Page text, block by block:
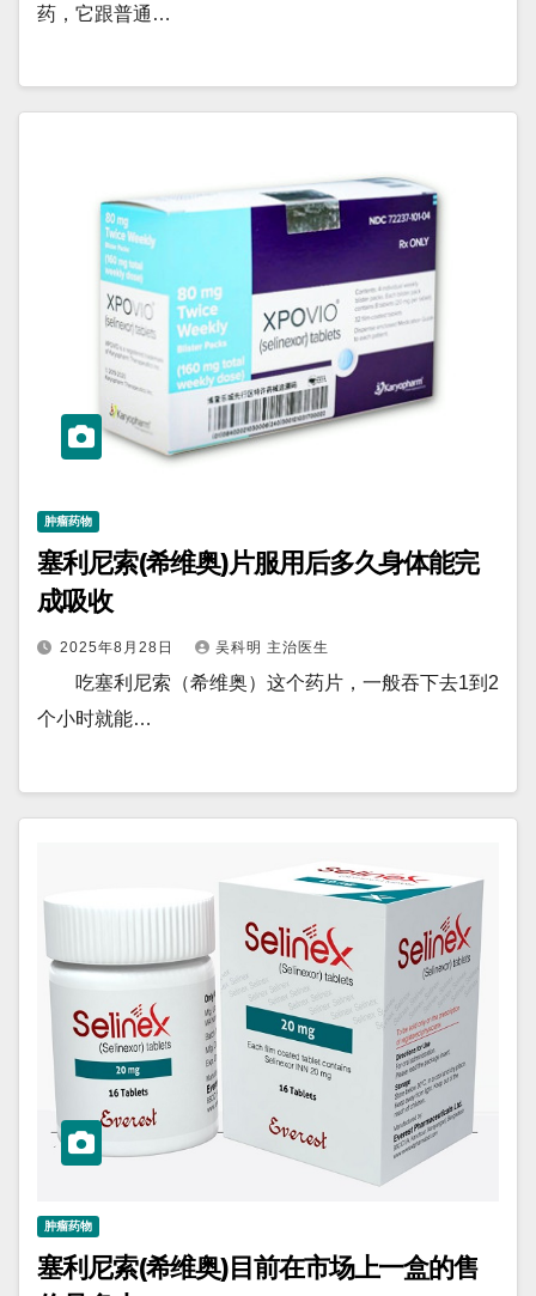
药，它跟普通…
肿瘤药物
塞利尼索(希维奥)片服用后多久身体能完
成吸收
2025年8月28日 吴科明 主治医生
吃塞利尼索（希维奥）这个药片，一般吞下去1到2
个小时就能…
肿瘤药物
塞利尼索(希维奥)目前在市场上一盒的售